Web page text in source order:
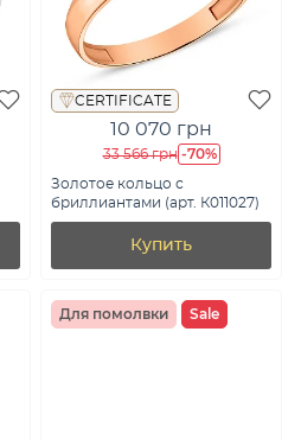
CERTIFICATE
10 070 грн
33 566 грн -70%
Золотое кольцо с
бриллиантами (арт. К011027)
Купить
Для помолвки Sale